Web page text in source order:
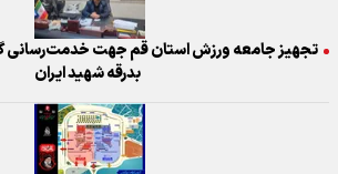
تجهیز جامعه ورزش استان قم جهت خدمت‌رسانی
بدرقه شهید ایران